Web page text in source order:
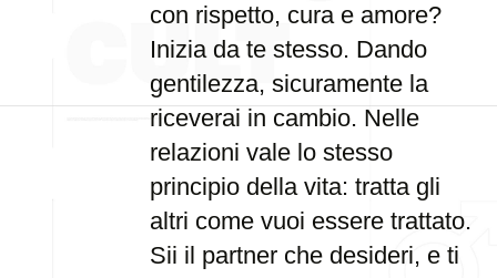
con rispetto, cura e amore?
Inizia da te stesso. Dando
gentilezza, sicuramente la
riceverai in cambio. Nelle
relazioni vale lo stesso
principio della vita: tratta gli
altri come vuoi essere trattato.
Sii il partner che desideri, e ti